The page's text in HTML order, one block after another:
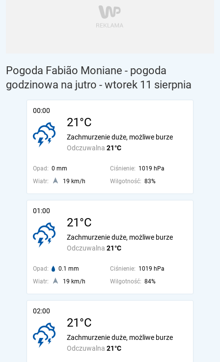
Pogoda Fabião Moniane - pogoda
godzinowa na jutro - wtorek 11 sierpnia
00:00
21°C
Odczuwalna 21°C
Zachmurzenie duże, możliwe burze
Opad: 0 mm Ciśnienie: 1019 hPa
Wiatr:
19 km/h Wilgotność: 83%
01:00
21°C
Odczuwalna 21°C
Zachmurzenie duże, możliwe burze
Opad: 0.1 mm Ciśnienie: 1019 hPa
Wiatr:
19 km/h Wilgotność: 84%
02:00
21°C
Odczuwalna 21°C
Zachmurzenie duże, możliwe burze